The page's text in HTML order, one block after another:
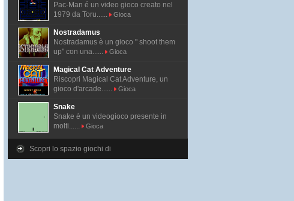
Pac-Man é un video gioco creato nel
1979 da Toru......
Gioca
Nostradamus
Nostradamus è un gioco " shoot them
up" con una......
Gioca
Magical Cat Adventure
Riscopri Magical Cat Adventure, un
gioco d'arcade......
Gioca
Snake
Snake è un videogioco presente in
molti......
Gioca
Scopri lo spazio giochi di